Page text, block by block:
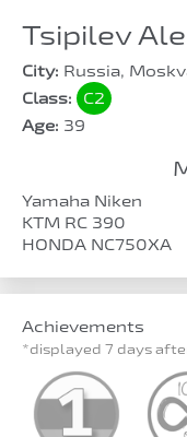
Tsipilev
City: Russia,
Class:
C2
Age: 39
Yamaha Niken
KTM RC 390
HONDA NC750XA
Achievements
*displayed 7 days